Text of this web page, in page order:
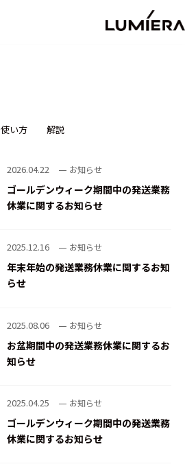
使い方 解説
2026.04.22 お知らせ
ゴールデンウィーク期間中の発送業務
休業に関するお知らせ
2025.12.16 お知らせ
年末年始の発送業務休業に関するお知
らせ
2025.08.06 お知らせ
お盆期間中の発送業務休業に関するお
知らせ
2025.04.25 お知らせ
ゴールデンウィーク期間中の発送業務
休業に関するお知らせ